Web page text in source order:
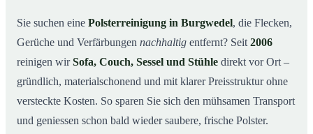
03So arbeiten wir
04Warum Mr. Cleaner in Burgwedel?
05Polsterreinigung in Burgwedel und Umgebung
Verwandte Leistungen (für mehr Sauberkeit im
Verbund)
Sie suchen eine Polsterreinigung in Burgwedel, die Flecken,
Gerüche und Verfärbungen nachhaltig entfernt? Seit 2006
reinigen wirSofa, Couch, Sessel und Stühle direkt vor Ort –
gründlich, materialschonend und mit klarer Preisstruktur ohne
versteckte Kosten. So sparen Sie sich den mühsamen Transport
und geniessen schon bald wieder saubere, frische Polster.